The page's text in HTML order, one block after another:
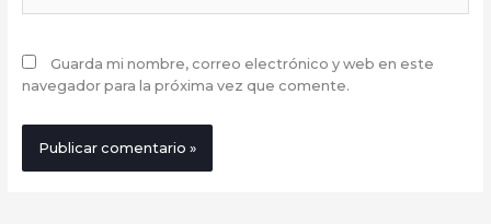
Guarda mi nombre, correo electrónico y web en este
navegador para la próxima vez que comente.